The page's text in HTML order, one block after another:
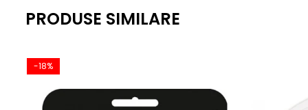
PRODUSE SIMILARE
-18%